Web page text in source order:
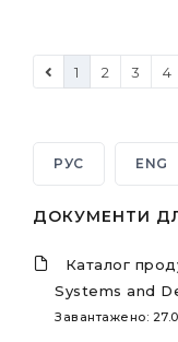
1 2 3 4
РУС ENG
ДОКУМЕНТИ
Каталог
Systems and
Завантажено: